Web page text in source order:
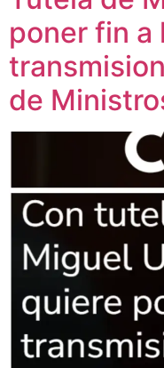
poner fin a
de